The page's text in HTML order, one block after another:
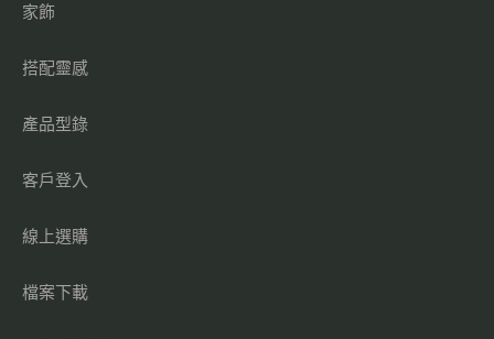
家飾
搭配靈感
產品型錄
客戶登入
線上選購
檔案下載